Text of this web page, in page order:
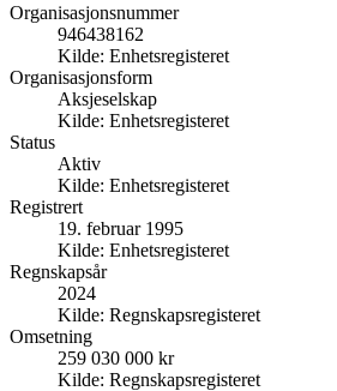
Organisasjonsnummer
946438162
Kilde: Enhetsregisteret
Organisasjonsform
Aksjeselskap
Kilde: Enhetsregisteret
Status
Aktiv
Kilde: Enhetsregisteret
Registrert
19. februar 1995
Kilde: Enhetsregisteret
Regnskapsår
2024
Kilde: Regnskapsregisteret
Omsetning
259 030 000 kr
Kilde: Regnskapsregisteret